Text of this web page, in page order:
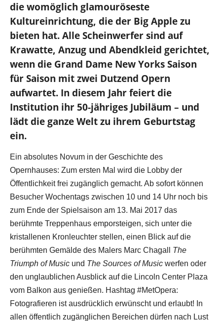
die womöglich glamouröseste
Kultureinrichtung, die der Big Apple zu
bieten hat. Alle Scheinwerfer sind auf
Krawatte, Anzug und Abendkleid gerichtet,
wenn die Grand Dame New Yorks Saison
für Saison mit zwei Dutzend Opern
aufwartet. In diesem Jahr feiert die
Institution ihr 50-jähriges Jubiläum – und
lädt die ganze Welt zu ihrem Geburtstag
ein.
Ein absolutes Novum in der Geschichte des
Opernhauses: Zum ersten Mal wird die Lobby der
Öffentlichkeit frei zugänglich gemacht. Ab sofort können
Besucher Wochentags zwischen 10 und 14 Uhr noch bis
zum Ende der Spielsaison am 13. Mai 2017 das
berühmte Treppenhaus emporsteigen, sich unter die
kristallenen Kronleuchter stellen, einen Blick auf die
berühmten Gemälde des Malers Marc Chagall The
Triumph of Music und The Sources of Music werfen oder
den unglaublichen Ausblick auf die Lincoln Center Plaza
vom Balkon aus genießen. Hashtag #MetOpera:
Fotografieren ist ausdrücklich erwünscht und erlaubt! In
allen öffentlich zugänglichen Bereichen dürfen nach Lust